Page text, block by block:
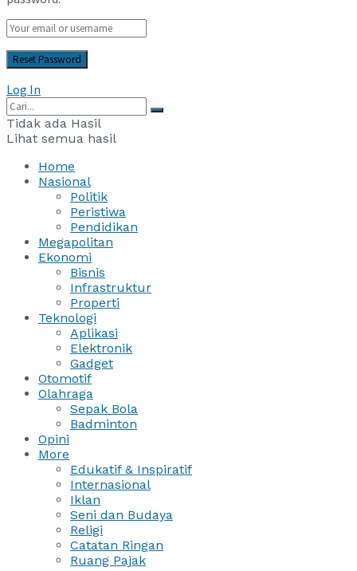
Log In
Tidak ada Hasil
Lihat semua hasil
Home
Nasional
Politik
Peristiwa
Pendidikan
Megapolitan
Ekonomi
Bisnis
Infrastruktur
Properti
Teknologi
Aplikasi
Elektronik
Gadget
Otomotif
Olahraga
Sepak Bola
Badminton
Opini
More
Edukatif & Inspiratif
Internasional
Iklan
Seni dan Budaya
Religi
Catatan Ringan
Ruang Pajak